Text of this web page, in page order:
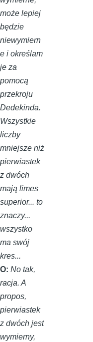
może lepiej
będzie
niewymiern
e i określam
je za
pomocą
przekroju
Dedekinda.
Wszystkie
liczby
mniejsze niż
pierwiastek
z dwóch
mają limes
superior... to
znaczy...
wszystko
ma swój
kres...
O: No tak,
racja. A
propos,
pierwiastek
z dwóch jest
wymierny,